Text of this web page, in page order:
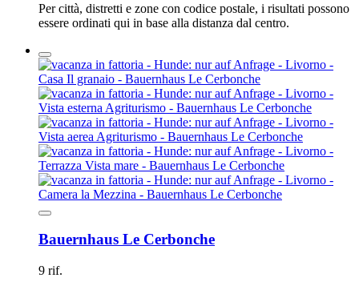
Per città, distretti e zone con codice postale, i risultati possono
essere ordinati qui in base alla distanza dal centro.
Bauernhaus Le Cerbonche
9 rif.